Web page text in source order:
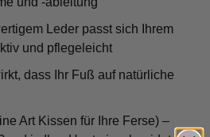
Leder passt sich Ihrem
und pflegeleicht
dass Ihr Fuß auf natürliche
Art Kissen für Ihre Ferse) –